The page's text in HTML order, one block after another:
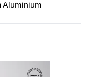
Aluminium